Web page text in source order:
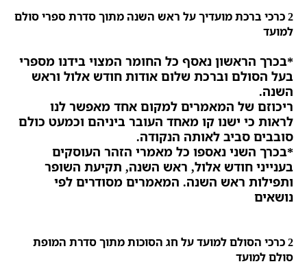
תשרי
2 כרכי ברכת מועדיך על ראש השנה מתוך סדרת ספרי סולם
למועד
*בכרך הראשון נאסף כל החומר המצוי בידנו מספרי
בעל הסולם וברכת שלום אודות חודש אלול וראש
השנה.
ריכוזם של המאמרים למקום אחד מאפשר לנו
לראות כי ישנו קו מאחד העובר ביניהם וכמעט כולם
סובבים סביב לאותה הנקודה.
*בכרך השני נאספו כל מאמרי הזהר העוסקים
בענייני חודש אלול, ראש השנה, תקיעת השופר
ותפילות ראש השנה. המאמרים מסודרים לפי
נושאים
2 כרכי הסולם למועד על חג הסוכות מתוך סדרת המופת
סולם למועד